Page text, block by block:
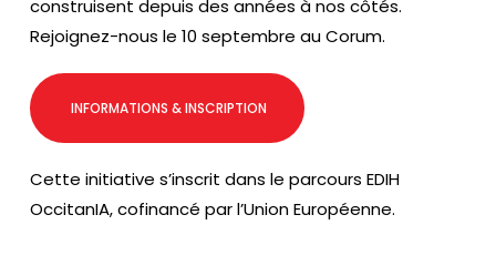
construisent depuis des années à nos côtés.
Rejoignez-nous le 10 septembre au Corum.
INFORMATIONS & INSCRIPTION
Cette initiative s’inscrit dans le parcours EDIH
OccitanIA, cofinancé par l’Union Européenne.